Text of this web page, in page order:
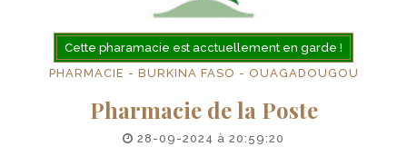
Cette pharamacie est acctuellement en garde !
PHARMACIE - BURKINA FASO - OUAGADOUGOU
Pharmacie de la Poste
28-09-2024 à 20:59:20